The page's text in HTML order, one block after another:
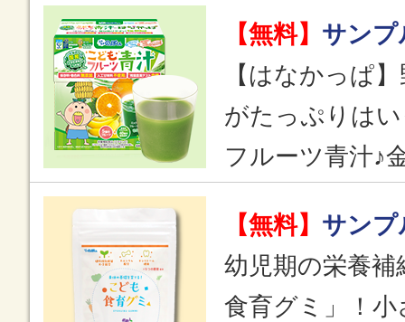
【無料】 サンプ
【はなかっぱ
がたっぷりは
フルーツ青汁♪
【無料】 サンプ
幼児期の栄養
食育グミ」！